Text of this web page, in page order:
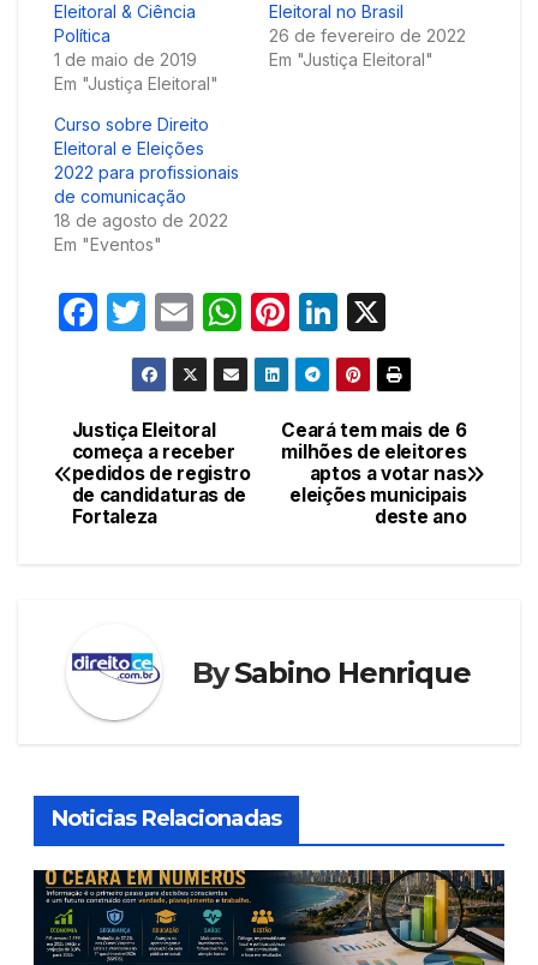
Eleitoral & Ciência
Política
1 de maio de 2019
Em "Justiça Eleitoral"
Eleitoral no Brasil
26 de fevereiro de 2022
Em "Justiça Eleitoral"
Curso sobre Direito
Eleitoral e Eleições
2022 para profissionais
de comunicação
18 de agosto de 2022
Em "Eventos"
F
e
b
o
T
w
itt
er
E
m
ail
W
h
at
A
p
Pi
nt
er
e
st
Li
n
k
e
dI
n
Navegação
de
Ceará tem mais de 6
milhões de eleitores
aptos a votar nas
eleições municipais
deste ano
Justiça Eleitoral
começa a receber
pedidos de registro
de candidaturas de
Fortaleza
BySabino Henrique
Noticias Relacionadas